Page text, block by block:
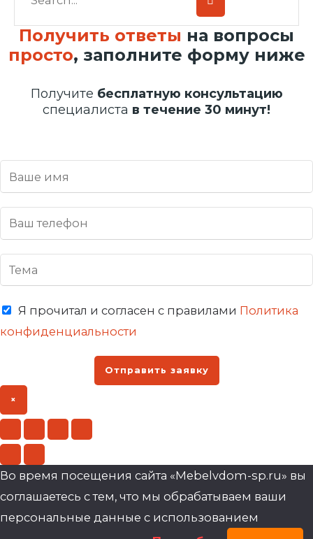
Получить ответы на вопросы
просто, заполните форму ниже
Получите бесплатную консультацию
специалиста в течение 30 минут!
Я прочитал и согласен с правилами Политика
конфиденциальности
Отправить заявку
×
Во время посещения сайта «Mebelvdom-sp.ru» вы
соглашаетесь с тем, что мы обрабатываем ваши
персональные данные с использованием